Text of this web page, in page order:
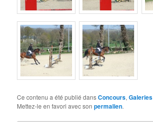
Ce contenu a été publié dansConcours,Galeries
Mettez-le en favori avec sonpermalien.